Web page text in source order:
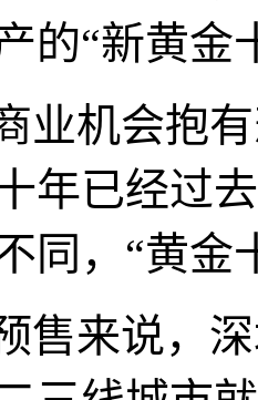
国经济不
趋势、看
、回旋余
防范大的
经济的味
”正在形成